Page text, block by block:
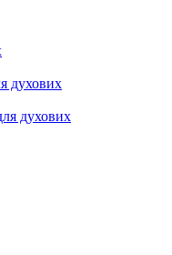
духових
духових